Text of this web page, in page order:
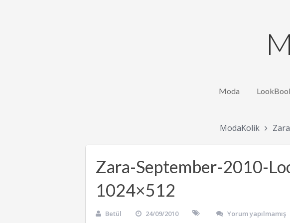
Moda
ModaKolik
Zara-September-2010-
1024×512
Betül 24/09/2010 Yorum yapılmamış